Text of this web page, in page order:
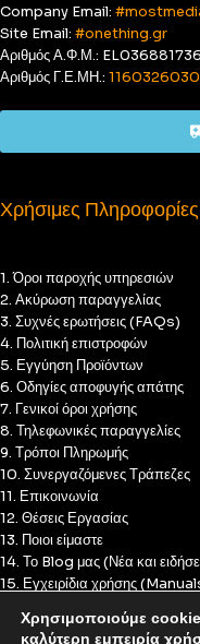
Company Email:
Site Email: #onething.gr
Αριθμός Α.Φ.Μ.: EL036881736
Αριθμός Γ.Ε.ΜΗ.:
Χρήσιμες Πληροφορίες
1. Όροι παροχής υπηρεσιών
2. Ακύρωση παραγγελίας
3. Συχνές ερωτήσεις (FAQs)
4. Πολιτική επιστροφών
5. Εγγύηση Προϊόντων
6. Οδηγίες αποφυγής απάτης
7. Γενικοί όροι χρήσης
8. Τηλεφωνικές παραγγελίες
9. Τρόποι Πληρωμής
10. Συνεργαζόμενες Τράπεζες
11. Επικοινωνία
12. Θέσεις Εργασίας
13. Ποιοι είμαστε
14. Το Blog μας (Νέα και
15. Εγχειρίδια χρήσης
17. Πολιτική Cookies
Χρησιμοποιούμε
καλύτερη εμπειρία